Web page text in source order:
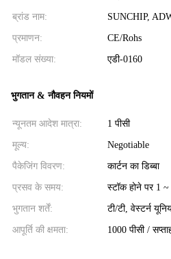
ब्रांड नाम: SUNCHIP,
प्रमाणन: CE/Rohs
मॉडल संख्या: एडी-0160
भुगतान & नौवहन नियमों
न्यूनतम आदेश मात्रा: 1 पीसी
मूल्य: Negotiable
पैकेजिंग विवरण: कार्टन का डिब्बा
प्रसव के समय: स्टॉक होने पर 1 ~
भुगतान शर्तें: टी/टी, वेस्टर्न
आपूर्ति की क्षमता: 1000 पीसी /